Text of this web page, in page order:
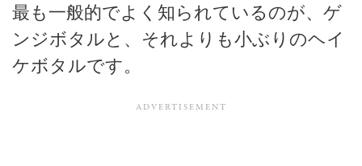
最も一般的でよく知られているのが、ゲ
ンジボタルと、それよりも小ぶりのヘイ
ケボタルです。